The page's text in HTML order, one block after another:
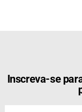
Inscreva-se